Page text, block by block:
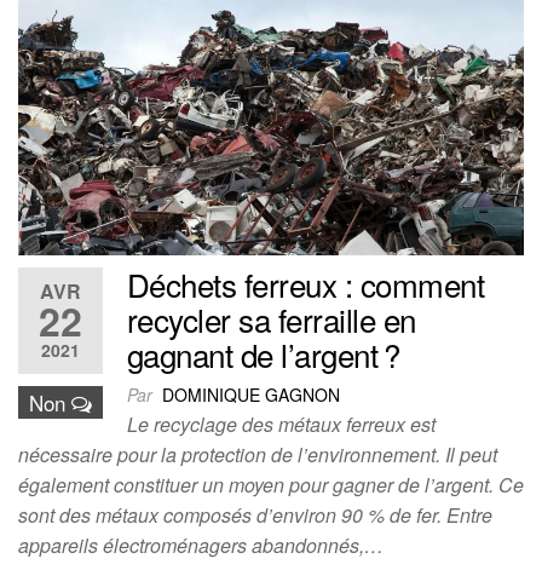
AVR
22
2021
Non
Déchets ferreux : comment
recycler sa ferraille en
gagnant de l’argent ?
Par DOMINIQUE GAGNON
Le recyclage des métaux ferreux est
nécessaire pour la protection de l’environnement. Il peut
également constituer un moyen pour gagner de l’argent. Ce
sont des métaux composés d’environ 90 % de fer. Entre
appareils électroménagers abandonnés,…